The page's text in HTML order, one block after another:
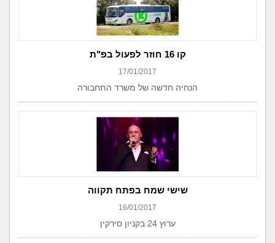
קו 16 חוזר לפעול בפ"ת
17/01/2017
הנחיה חדשה של משרד התחבורה
שישי שמח בפתח תקווה
16/01/2017
ערוץ 24 בקניון סירקין